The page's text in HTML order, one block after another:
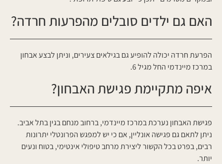
האם גם ילדים סובלים מהפרעות חרדה?
הפרעת חרדה יכולה להופיע גם בגילאים צעירים, וניתן לבצע אבחון
במרכז מיינדמי החל מגיל 6.
איפה מתקיימת פגישת האבחון?
פגישת האבחון נערכת במרכז מיינדמי, ברחוב מנחם בגין בתל אביב.
ניתן לתאם גם פגישה אונליין, אם כי יש למפגש הפרונטלי יתרונות
רבים, בפרט בכל הקשור ליצירת מרחב טיפולי אינטימי, בטוח ונעים
יותר.